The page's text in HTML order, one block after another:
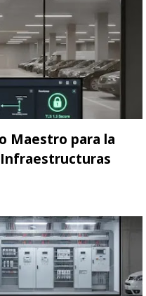
Maestro para la
Infraestructuras